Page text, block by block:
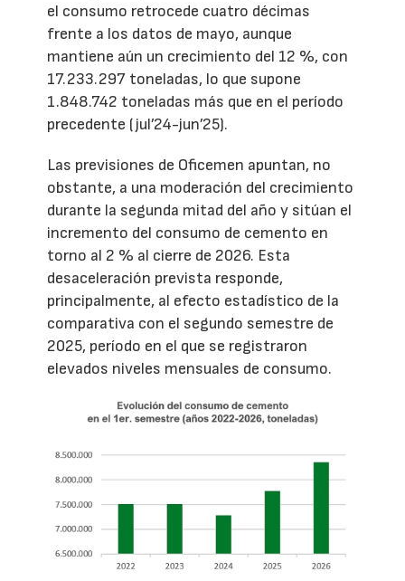
el consumo retrocede cuatro décimas
frente a los datos de mayo, aunque
mantiene aún un crecimiento del 12 %, con
17.233.297 toneladas, lo que supone
1.848.742 toneladas más que en el período
precedente (jul’24-jun’25).
Las previsiones de Oficemen apuntan, no
obstante, a una moderación del crecimiento
durante la segunda mitad del año y sitúan el
incremento del consumo de cemento en
torno al 2 % al cierre de 2026. Esta
desaceleración prevista responde,
principalmente, al efecto estadístico de la
comparativa con el segundo semestre de
2025, período en el que se registraron
elevados niveles mensuales de consumo.